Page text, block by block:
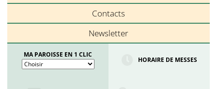
Contacts
Newsletter
MA PAROISSE EN 1 CLIC
HORAIRE DE MESSES